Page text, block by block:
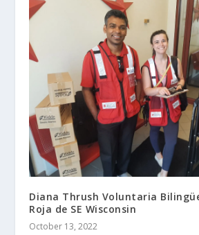
Diana Thrush Voluntaria
Roja de SE Wisconsin
October 13, 2022